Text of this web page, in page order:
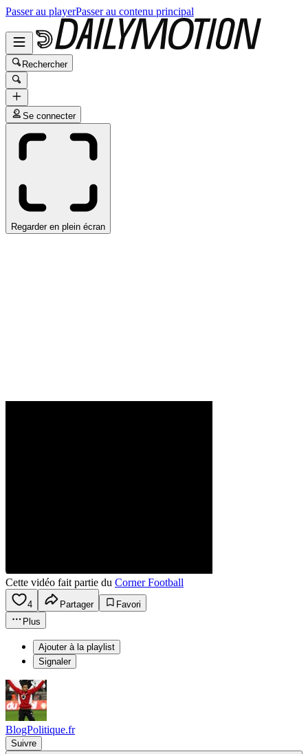
Passer au playerPasser au contenu principal
Rechercher
Se connecter
Regarder en plein écran
Cette vidéo fait partie du Corner Football
4 Partager
Favori
Plus
Ajouter à la playlist
Signaler
BlogPolitique.fr
Suivre